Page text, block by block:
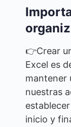
👉Crear
Excel es
mantener
nuestras
inicio y